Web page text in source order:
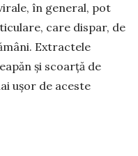
în ge­neral, pot
care dispar, de
Extractele
și scoarță de
ușor de aceste